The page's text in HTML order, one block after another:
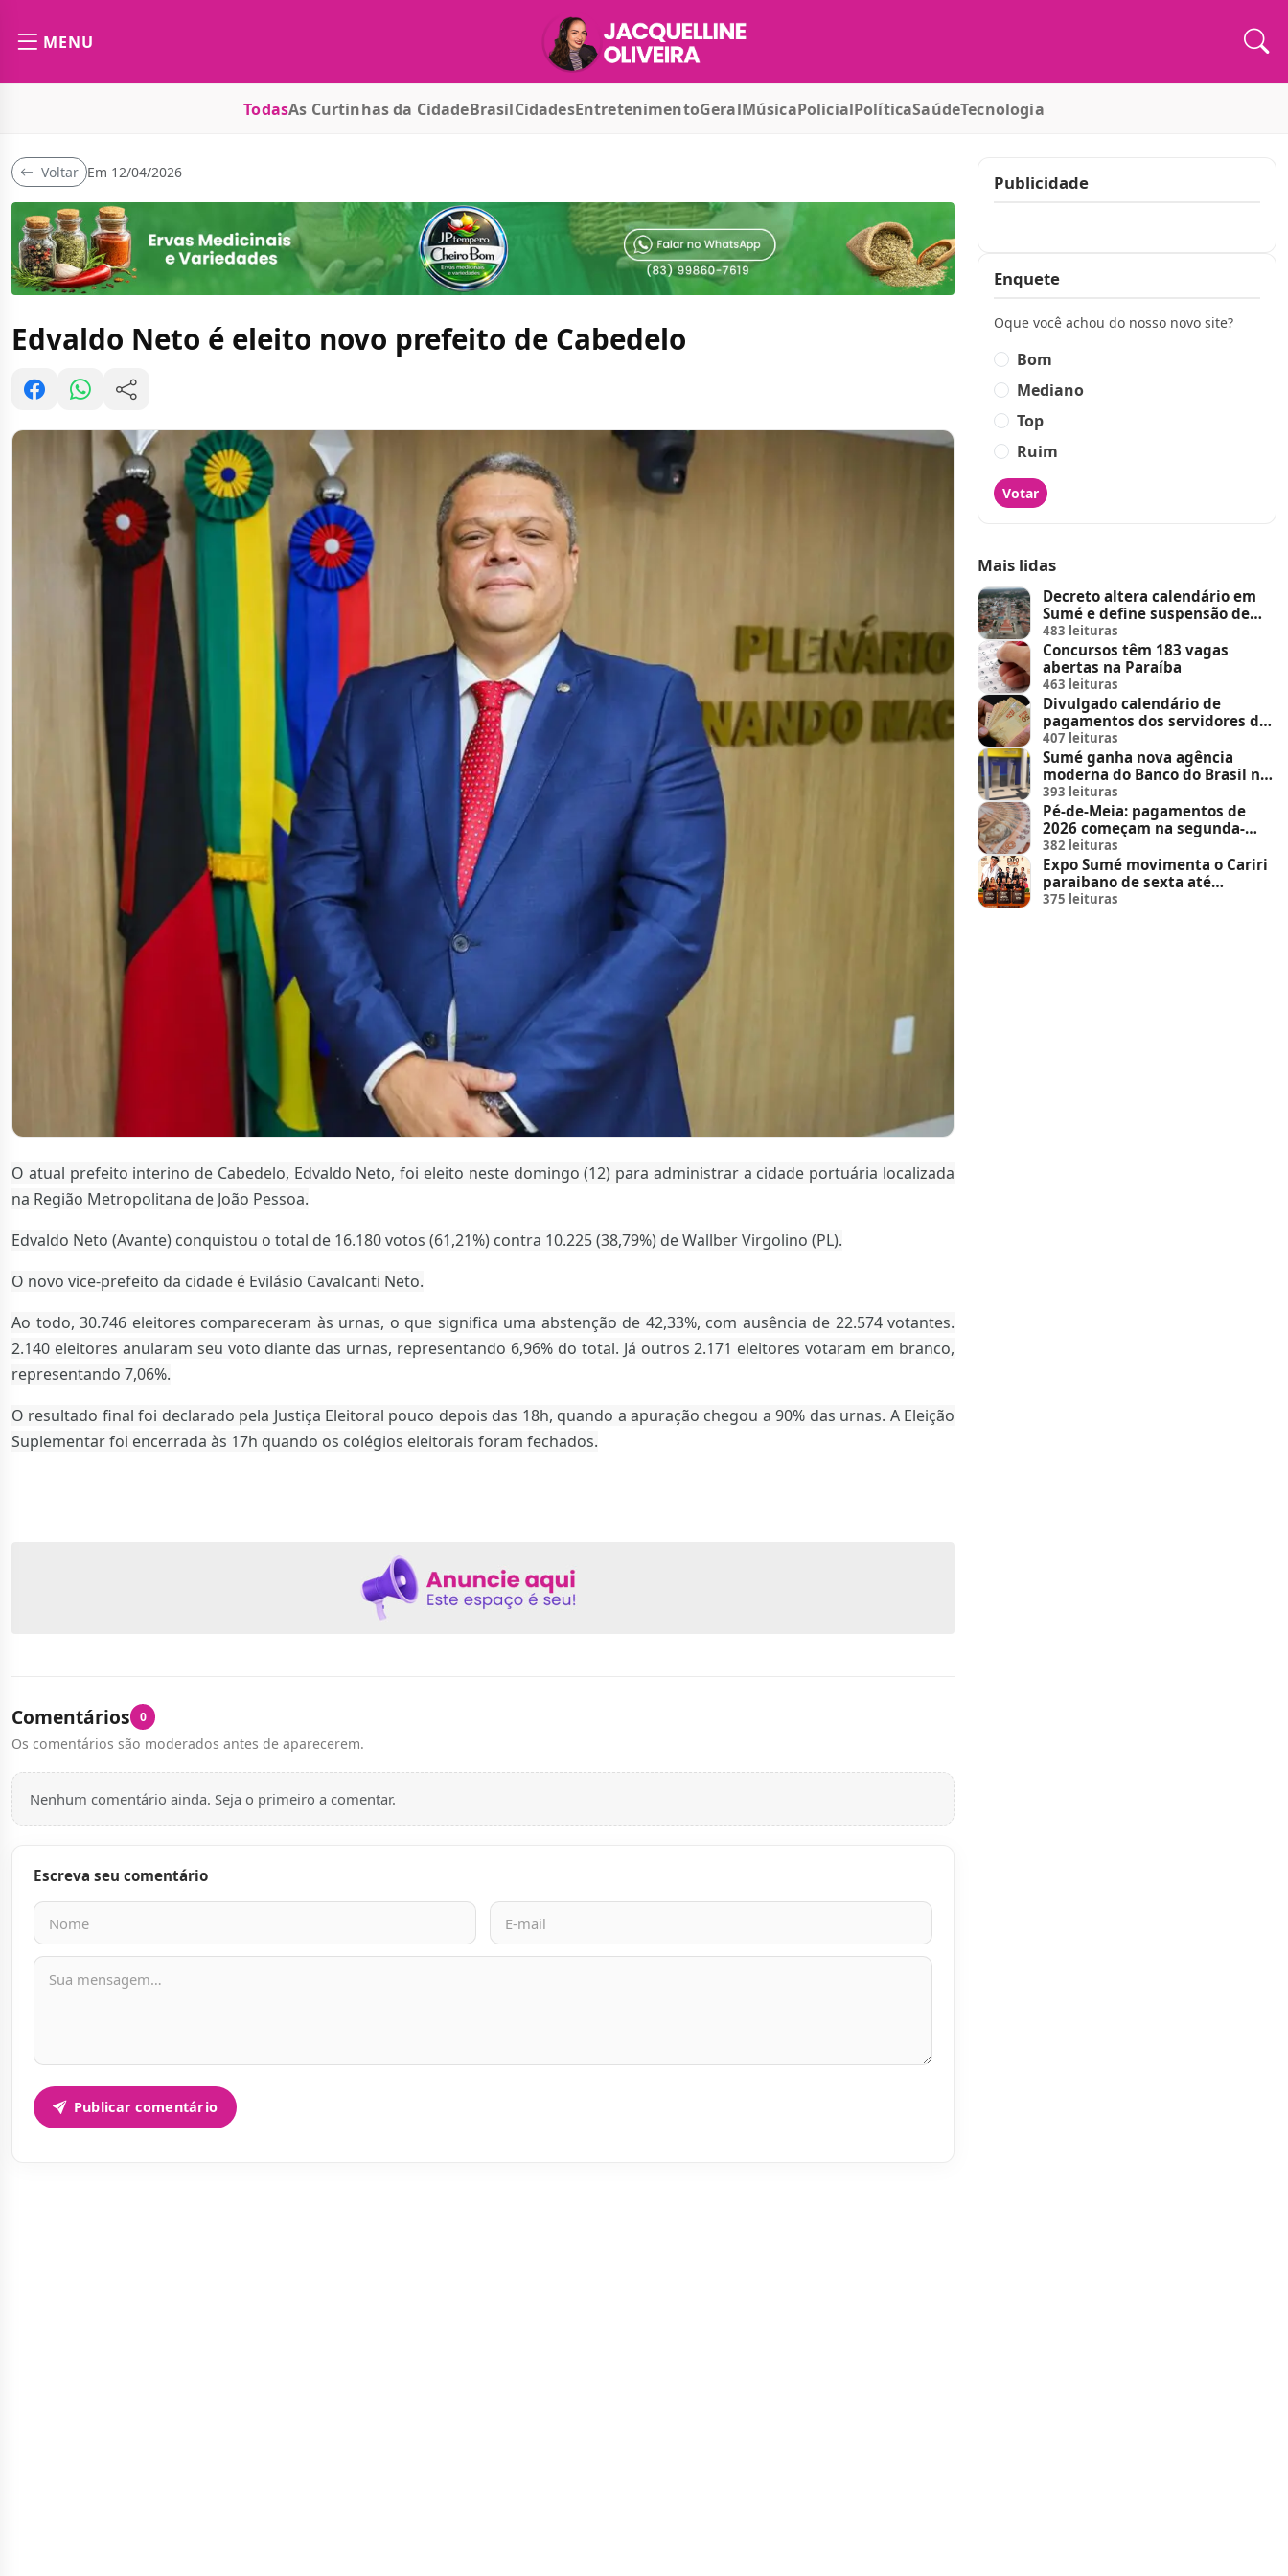
MENU
TodasAs Curtinhas da CidadeBrasilCidadesEntretenimentoGeralMúsicaPolicialPolíticaSaúdeTecnologia
Voltar Em 12/04/2026
Edvaldo Neto é eleito novo prefeito de Cabedelo
O atual prefeito interino de Cabedelo, Edvaldo Neto, foi eleito neste domingo (12) para administrar a cidade portuária localizada
na Região Metropolitana de João Pessoa.
Edvaldo Neto (Avante) conquistou o total de 16.180 votos (61,21%) contra 10.225 (38,79%) de Wallber Virgolino (PL).
O novo vice-prefeito da cidade é Evilásio Cavalcanti Neto.
Ao todo, 30.746 eleitores compareceram às urnas, o que significa uma abstenção de 42,33%, com ausência de 22.574 votantes.
2.140 eleitores anularam seu voto diante das urnas, representando 6,96% do total. Já outros 2.171 eleitores votaram em branco,
representando 7,06%.
O resultado final foi declarado pela Justiça Eleitoral pouco depois das 18h, quando a apuração chegou a 90% das urnas. A Eleição
Suplementar foi encerrada às 17h quando os colégios eleitorais foram fechados.
Comentários 0
Os comentários são moderados antes de aparecerem.
Nenhum comentário ainda. Seja o primeiro a comentar.
Escreva seu comentário
Nome
E-mail
Mensagem
Publicar comentário
Publicidade
Enquete
Oque você achou do nosso novo site?
Bom
Mediano
Top
Ruim
Votar
Mais lidas
Decreto altera calendário em
Sumé e define suspensão de
feira de animais e feriados
483 leituras
Concursos têm 183 vagas
abertas na Paraíba
463 leituras
Divulgado calendário de
pagamentos dos servidores do
Estado
407 leituras
Sumé ganha nova agência
moderna do Banco do Brasil no
Sumé Shopping
393 leituras
Pé-de-Meia: pagamentos de
2026 começam na segunda-
feira (23)
382 leituras
Expo Sumé movimenta o Cariri
paraibano de sexta até
domingo
375 leituras